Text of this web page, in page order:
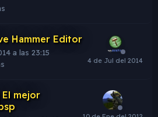
Hammer Editor
a las 23:15
mejor